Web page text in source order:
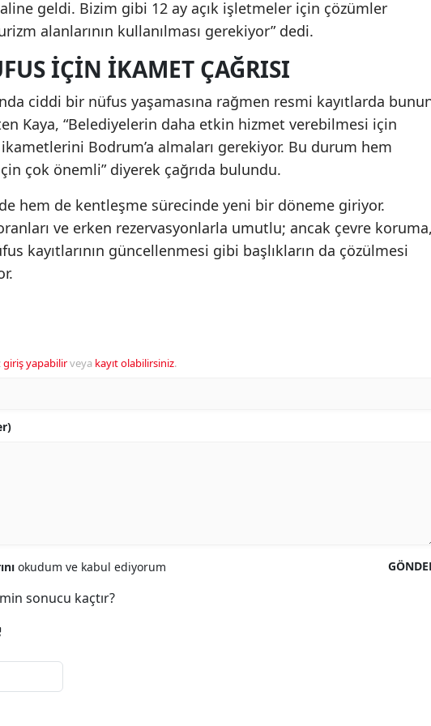
geldi. Bizim gibi 12 ay açık işletmeler için çözümler
alanlarının kullanılması gerekiyor” dedi.
İÇIN İKAMET ÇAĞRISI
ciddi bir nüfus yaşamasına rağmen resmi kayıtlarda
Kaya, “Belediyelerin daha etkin hizmet verebilmesi için
Bodrum’a almaları gerekiyor. Bu durum hem
çok önemli” diyerek çağrıda bulundu.
hem de kentleşme sürecinde yeni bir döneme giriyor.
ve erken rezervasyonlarla umutlu; ancak çevre
kayıtlarının güncellenmesi gibi başlıkların da çözülmesi
giriş yapabilirveya kayıt olabilirsiniz.
okudum ve kabul ediyorum
sonucu kaçtır?